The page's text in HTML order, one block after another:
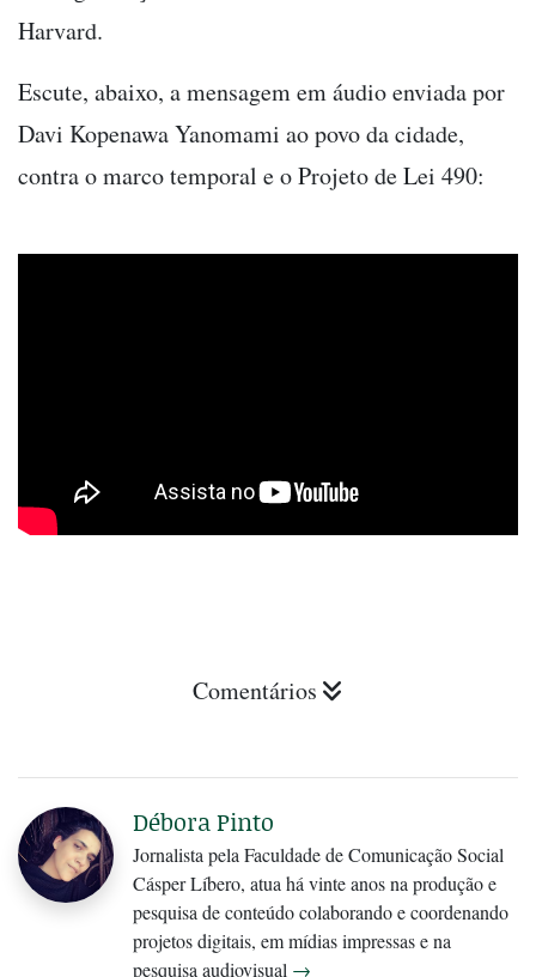
Harvard.
Escute, abaixo, a mensagem em áudio enviada por
Davi Kopenawa Yanomami ao povo da cidade,
contra o marco temporal e o Projeto de Lei 490:
Comentários
Débora Pinto
Jornalista pela Faculdade de Comunicação Social
Cásper Líbero, atua há vinte anos na produção e
pesquisa de conteúdo colaborando e coordenando
projetos digitais, em mídias impressas e na
pesquisa audiovisual →